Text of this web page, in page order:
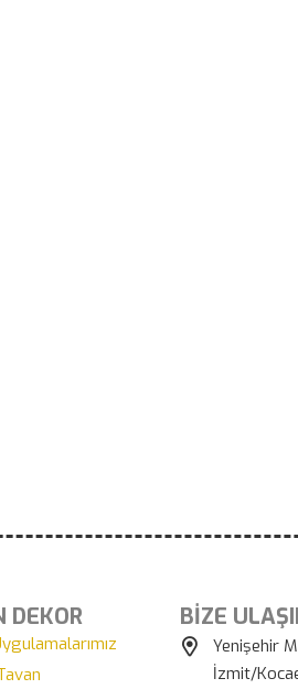
DEKOR BİZE
Yenişehir
İzmit/